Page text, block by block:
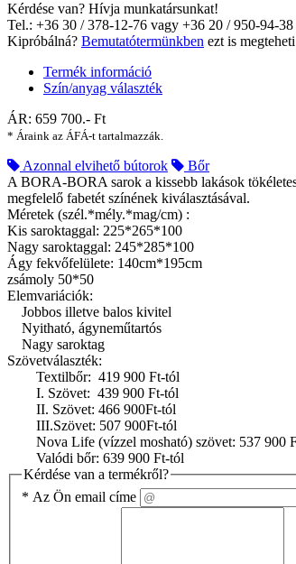
Kérdése van? Hívja munkatársunkat!
Tel.: +36 30 / 378-12-76 vagy +36 20 / 950-94-38
Kipróbálná? Bemutatótermünkben ezt is
Termék információ
Szín/anyag választék
ÁR: 659 700.- Ft
* Áraink az ÁFÁ-t tartalmazzák.
Azonnal elvihető bútorok
Bőr
A BORA-BORA sarok a kissebb lakások
megfelelő fabetét színének kiválasztásával.
Méretek (szél.*mély.*mag/cm) :
Kis saroktaggal: 225*265*100
Nagy saroktaggal: 245*285*100
Ágy fekvőfelülete: 140cm*195cm
zsámoly 50*50
Elemvariációk:
Jobbos illetve balos kivitel
Nyitható, ágyneműtartós
Nagy saroktag
Szövetválaszték:
Textilbőr: 419 900 Ft-tól
I. Szövet: 439 900 Ft-tól
II. Szövet: 466 900Ft-tól
III.Szövet: 507 900Ft-tól
Nova Life (vízzel mosható) szövet: 537 900
Valódi bőr: 639 900 Ft-tól
Kérdése van a termékről?
* Az Ön email címe